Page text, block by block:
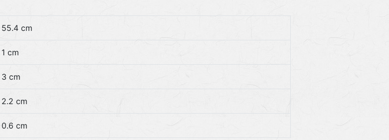
55.4 cm
1 cm
3 cm
2.2 cm
0.6 cm